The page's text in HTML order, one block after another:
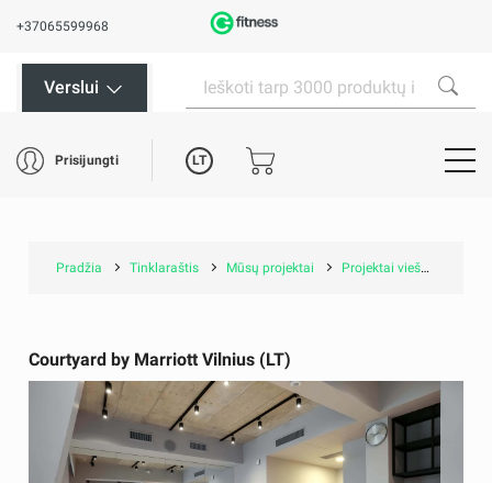
+37065599968
Verslui
Prisijungti LT
Pradžia Tinklaraštis Mūsų projektai Projektai viešbučiuose ir SPA
Courtyard by Marriott Vilnius (LT)